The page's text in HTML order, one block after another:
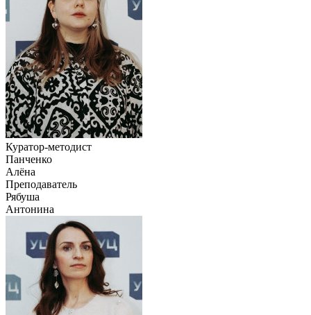
Куратор-методист
Панченко
Алёна
Преподаватель
Рябуша
Антонина